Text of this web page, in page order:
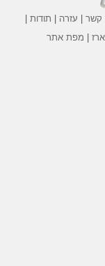
קשר | עזרה | תודות |
| מפת אתר